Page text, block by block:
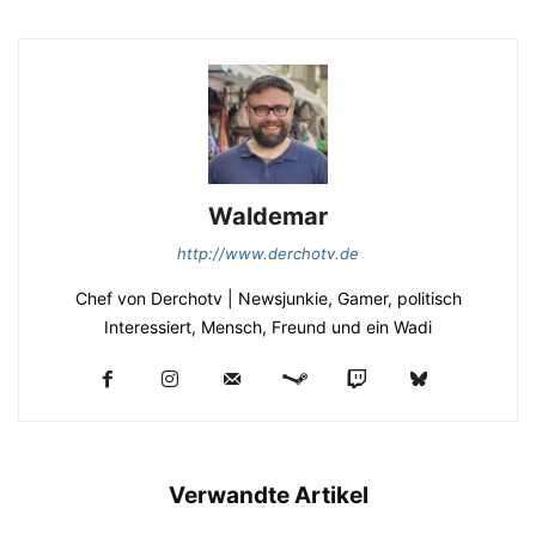
Waldemar
http://www.derchotv.de
Chef von Derchotv | Newsjunkie, Gamer, politisch
Interessiert, Mensch, Freund und ein Wadi
Verwandte Artikel